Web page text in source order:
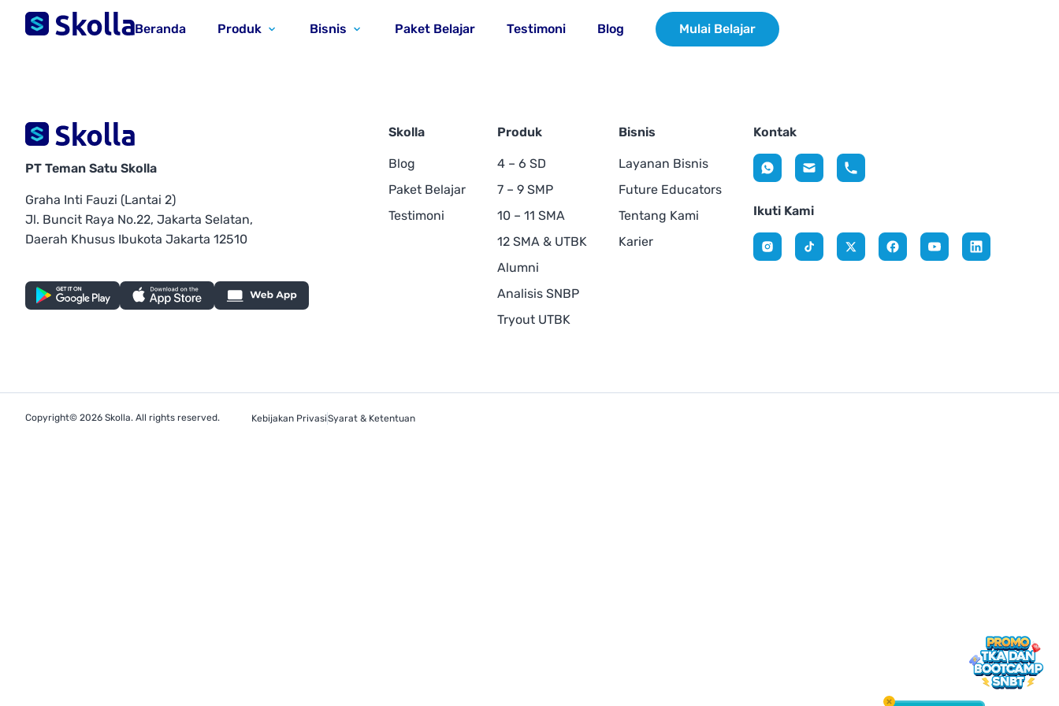
Beranda Produk Bisnis Paket Belajar Testimoni Blog Mulai Belajar
PT Teman Satu Skolla
Graha Inti Fauzi (Lantai 2)
Jl. Buncit Raya No.22, Jakarta Selatan,
Daerah Khusus Ibukota Jakarta 12510
Skolla
Blog
Paket Belajar
Testimoni
Produk
4 – 6 SD
7 – 9 SMP
10 – 11 SMA
12 SMA & UTBK
Alumni
Analisis SNBP
Tryout UTBK
Bisnis
Layanan Bisnis
Future Educators
Tentang Kami
Karier
Kontak
Ikuti Kami
Copyright© 2026 Skolla. All rights reserved. Kebijakan PrivasiSyarat & Ketentuan